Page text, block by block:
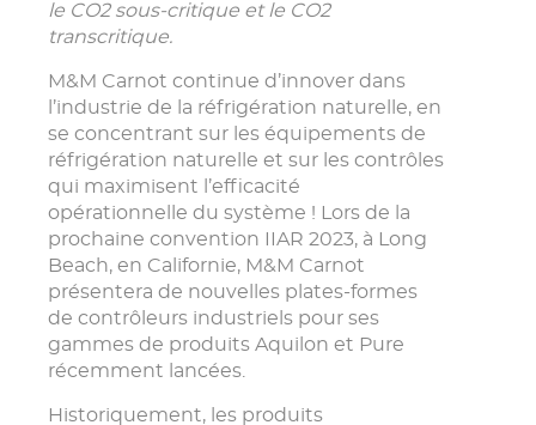
le CO2 sous-critique et le CO2
transcritique.
M&M Carnot continue d’innover dans
l’industrie de la réfrigération naturelle, en
se concentrant sur les équipements de
réfrigération naturelle et sur les contrôles
qui maximisent l’efficacité
opérationnelle du système ! Lors de la
prochaine convention IIAR 2023, à Long
Beach, en Californie, M&M Carnot
présentera de nouvelles plates-formes
de contrôleurs industriels pour ses
gammes de produits Aquilon et Pure
récemment lancées.
Historiquement, les produits